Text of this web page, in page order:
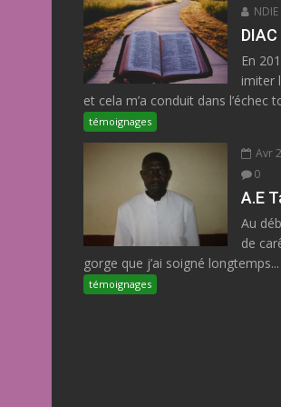
En
imiter
et cela m’a conduit dans l’échec
témoignages
Avr
0
A.E
Au
de
gorge que j’ai soigné longtemps...
témoignages